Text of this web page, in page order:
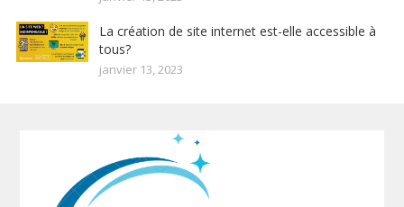
La création de site internet est-elle accessible à
tous?
janvier 13, 2023